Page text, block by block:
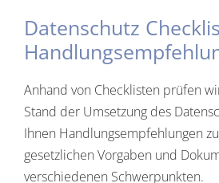
Datenschutz
Anhand von Checklisten prüfen
Stand der Umsetzung des
Ihnen Handlungsempfehlungen
gesetzlichen Vorgaben und
verschiedenen Schwerpunkten.